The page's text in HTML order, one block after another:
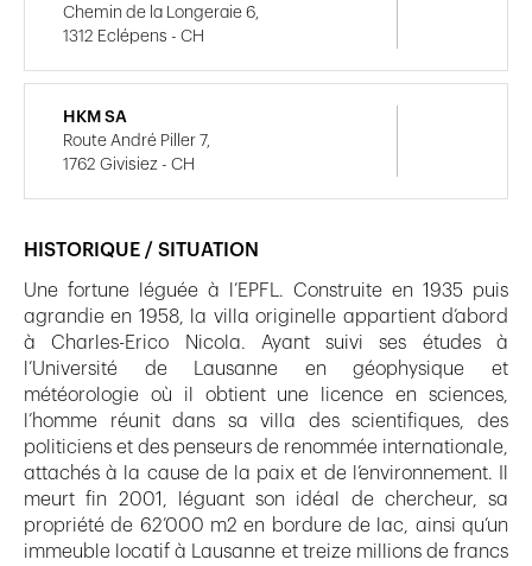
HISTORIQUE / SITUATION
Une fortune léguée à l’EPFL. Construite en 1935 puis
agrandie en 1958, la villa originelle appartient d’abord
à Charles-Erico Nicola. Ayant suivi ses études à
l’Université de Lausanne en géophysique et
météorologie où il obtient une licence en sciences,
l’homme réunit dans sa villa des scientifiques, des
politiciens et des penseurs de renommée internationale,
attachés à la cause de la paix et de l’environnement. Il
meurt fin 2001, léguant son idéal de chercheur, sa
propriété de 62’000 m2 en bordure de lac, ainsi qu’un
immeuble locatif à Lausanne et treize millions de francs
Chemin de la Longeraie 6,
1312 Eclépens - CH
HKM SA
Route André Piller 7,
1762 Givisiez - CH